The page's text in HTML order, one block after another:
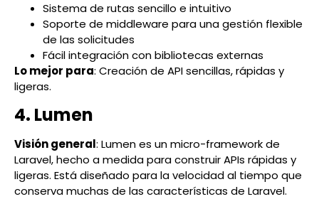
Sistema de rutas sencillo e intuitivo
Soporte de middleware para una gestión flexible
de las solicitudes
Fácil integración con bibliotecas externas
Lo mejor para: Creación de API sencillas, rápidas y
ligeras.
4. Lumen
Visión general: Lumen es un micro-framework de
Laravel, hecho a medida para construir APIs rápidas y
ligeras. Está diseñado para la velocidad al tiempo que
conserva muchas de las características de Laravel.